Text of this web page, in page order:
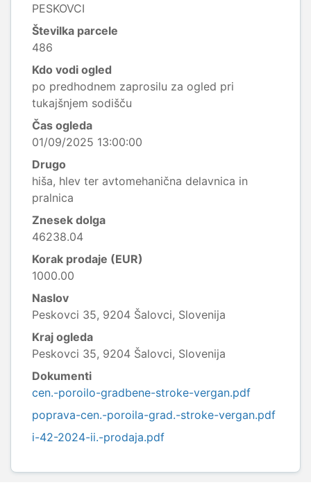
PESKOVCI
Številka parcele
486
Kdo vodi ogled
po predhodnem zaprosilu za ogled pri
tukajšnjem sodišču
Čas ogleda
01/09/2025 13:00:00
Drugo
hiša, hlev ter avtomehanična delavnica in
pralnica
Znesek dolga
46238.04
Korak prodaje (EUR)
1000.00
Naslov
Peskovci 35, 9204 Šalovci, Slovenija
Kraj ogleda
Peskovci 35, 9204 Šalovci, Slovenija
Dokumenti
cen.-poroilo-gradbene-stroke-vergan.pdf
poprava-cen.-poroila-grad.-stroke-vergan.pdf
i-42-2024-ii.-prodaja.pdf